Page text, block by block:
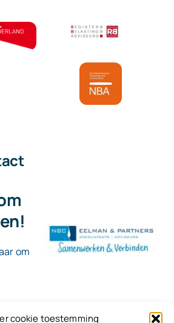
cookie toestemming
om